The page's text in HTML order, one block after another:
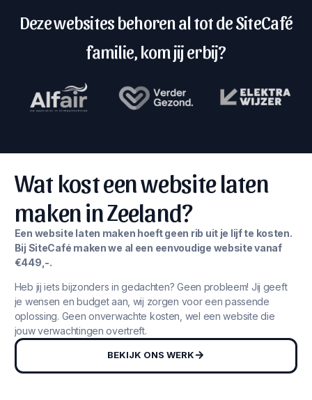
Deze websites behoren al tot de SiteCafé
familie, kom jij erbij?
Wat kost een website laten
maken in Zeeland?
Een website laten maken hoeft geen rib uit je lijf te kosten.
Bij SiteCafé maken we al een eenvoudige website vanaf
€449,-.
Heb jij iets bijzonders in gedachten? Geen probleem! Jij geeft
je wensen en budget aan, wij zorgen voor een passende
oplossing. Geen onverwachte kosten, wel een website die
jouw verwachtingen overtreft.
BEKIJK ONS WERK